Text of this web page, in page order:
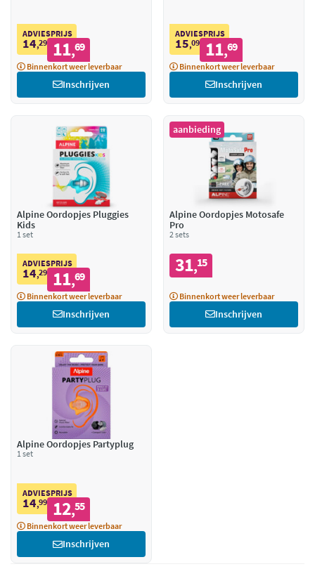
ADVIESPRIJS
14,29 11,69
Binnenkort weer leverbaar
Inschrijven
ADVIESPRIJS
15,09 11,69
Binnenkort weer leverbaar
Inschrijven
Alpine Oordopjes Pluggies
Kids
1 set
ADVIESPRIJS
14,29 11,69
Binnenkort weer leverbaar
Inschrijven
aanbieding
Alpine Oordopjes Motosafe
Pro
2 sets
31,15
Binnenkort weer leverbaar
Inschrijven
Alpine Oordopjes Partyplug
1 set
ADVIESPRIJS
14,99 12,55
Binnenkort weer leverbaar
Inschrijven